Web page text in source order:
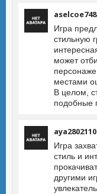
aselcoe748
Игра
стильную
может
местами
В целом,
подобные
aya2802110
Игра
стиль и
другими